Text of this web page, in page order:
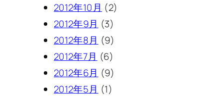
2012年10月 (2)
2012年9月 (3)
2012年8月 (9)
2012年7月 (6)
2012年6月 (9)
2012年5月 (1)